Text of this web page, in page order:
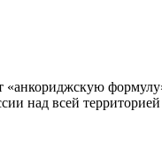
«анкориджскую
над всей